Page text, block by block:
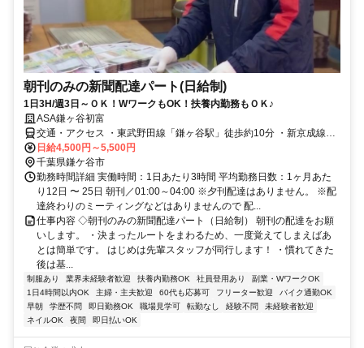
朝刊のみの新聞配達パート(日給制)
1日3H/週3日～ＯＫ！WワークもOK！扶養内勤務もＯＫ♪
ASA鎌ヶ谷初富
交通・アクセス ・東武野田線「鎌ヶ谷駅」徒歩約10分 ・新京成線
「初富駅」から徒歩約8分 ・新京成線「北初富駅」から徒歩約15分
日給4,500円～5,500円
千葉県鎌ケ谷市
勤務時間詳細 実働時間：1日あたり3時間 平均勤務日数：1ヶ月あた
り12日 〜 25日 朝刊／01:00～04:00 ※夕刊配達はありません。 ※配
達終わりのミーティングなどはありませんので 配...
仕事内容 ◇朝刊のみの新聞配達パート（日給制） 朝刊の配達をお願
いします。 ・決まったルートをまわるため、一度覚えてしまえばあ
とは簡単です。 はじめは先輩スタッフが同行します！ ・慣れてきた
後は基...
制服あり 業界未経験者歓迎 扶養内勤務OK 社員登用あり
副業・WワークOK
1日4時間以内OK
主婦・主夫歓迎 60代も応募可 フリーター歓迎
バイク通勤OK
早朝
学歴不問 即日勤務OK 職場見学可 転勤なし 経験不問
未経験者歓迎
ネイルOK
夜間 即日払いOK